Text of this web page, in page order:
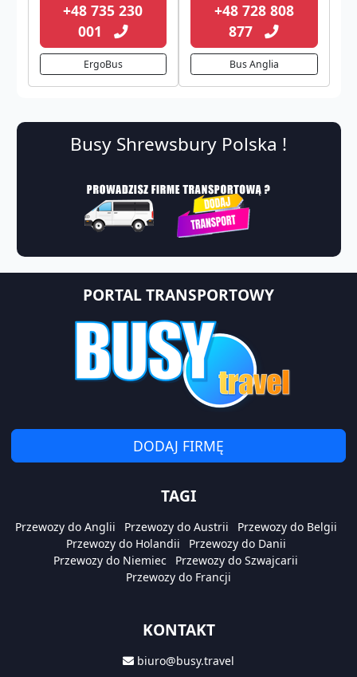
+48 735 230
001
ErgoBus
+48 728 808
877
Bus Anglia
Busy Shrewsbury Polska !
PORTAL TRANSPORTOWY
DODAJ FIRMĘ
TAGI
Przewozy do Anglii Przewozy do Austrii
Przewozy do Belgii
Przewozy do Holandii
Przewozy do Danii
Przewozy do Niemiec
Przewozy do Szwajcarii
Przewozy do Francji
KONTAKT
biuro@busy.travel